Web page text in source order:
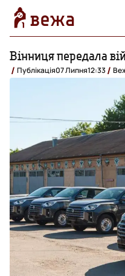
Вінниця передала
Публікація07 Липня12:33